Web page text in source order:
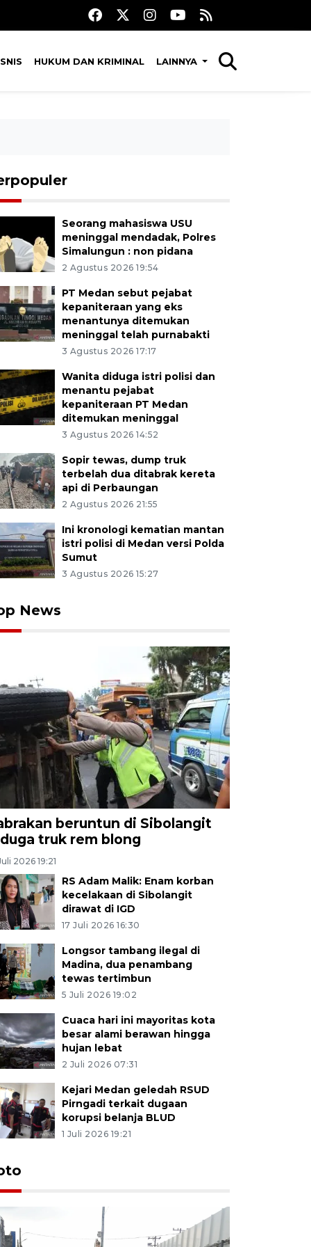
HUKUM DAN KRIMINAL LAINNYA
Seorang mahasiswa USU
meninggal mendadak, Polres
Simalungun : non pidana
2 Agustus 2026 19:54
PT Medan sebut pejabat
kepaniteraan yang eks
menantunya ditemukan
meninggal telah purnabakti
3 Agustus 2026 17:17
Wanita diduga istri polisi dan
menantu pejabat
kepaniteraan PT Medan
ditemukan meninggal
3 Agustus 2026 14:52
Sopir tewas, dump truk
terbelah dua ditabrak kereta
api di Perbaungan
2 Agustus 2026 21:55
Ini kronologi kematian mantan
istri polisi di Medan versi Polda
Sumut
3 Agustus 2026 15:27
News
beruntun di Sibolangit
truk rem blong
2026 19:21
RS Adam Malik: Enam korban
kecelakaan di Sibolangit
dirawat di IGD
17 Juli 2026 16:30
Longsor tambang ilegal di
Madina, dua penambang
tewas tertimbun
5 Juli 2026 19:02
Cuaca hari ini mayoritas kota
besar alami berawan hingga
hujan lebat
2 Juli 2026 07:31
Kejari Medan geledah RSUD
Pirngadi terkait dugaan
korupsi belanja BLUD
1 Juli 2026 19:21